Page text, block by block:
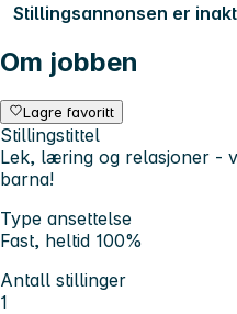
Stillingsannonsen er
Om jobben
Lagre favoritt
Stillingstittel
Lek, læring og relasjoner -
barna!
Type ansettelse
Fast, heltid 100%
Antall stillinger
1